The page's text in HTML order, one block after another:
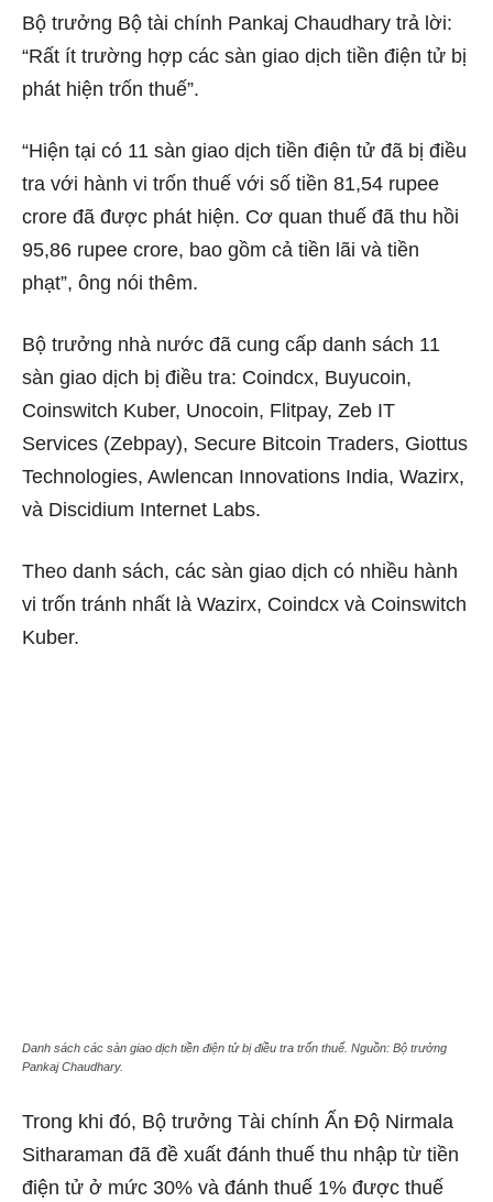
Bộ trưởng Bộ tài chính Pankaj Chaudhary trả lời:
“Rất ít trường hợp các sàn giao dịch tiền điện tử bị
phát hiện trốn thuế”.
“Hiện tại có 11 sàn giao dịch tiền điện tử đã bị điều
tra với hành vi trốn thuế với số tiền 81,54 rupee
crore đã được phát hiện. Cơ quan thuế đã thu hồi
95,86 rupee crore, bao gồm cả tiền lãi và tiền
phạt”, ông nói thêm.
Bộ trưởng nhà nước đã cung cấp danh sách 11
sàn giao dịch bị điều tra: Coindcx, Buyucoin,
Coinswitch Kuber, Unocoin, Flitpay, Zeb IT
Services (Zebpay), Secure Bitcoin Traders, Giottus
Technologies, Awlencan Innovations India, Wazirx,
và Discidium Internet Labs.
Theo danh sách, các sàn giao dịch có nhiều hành
vi trốn tránh nhất là Wazirx, Coindcx và Coinswitch
Kuber.
Danh sách các sàn giao dịch tiền điện tử bị điều tra trốn thuế. Nguồn: Bộ trưởng
Pankaj Chaudhary.
Trong khi đó, Bộ trưởng Tài chính Ấn Độ Nirmala
Sitharaman đã đề xuất đánh thuế thu nhập từ tiền
điện tử ở mức 30% và đánh thuế 1% được thuế